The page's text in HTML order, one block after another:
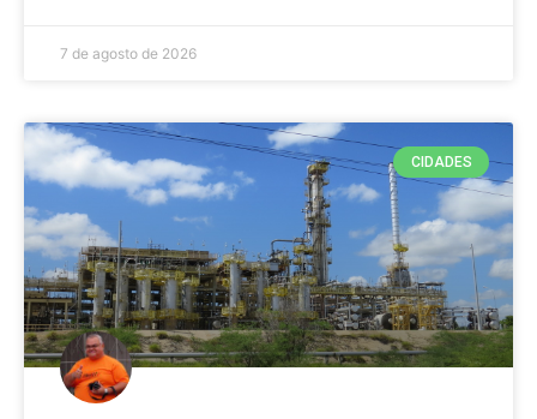
7 de agosto de 2026
CIDADES